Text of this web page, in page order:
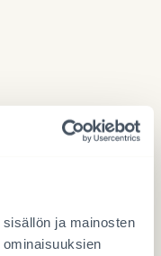
ja mainosten